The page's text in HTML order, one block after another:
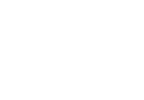
2026 Močenok: